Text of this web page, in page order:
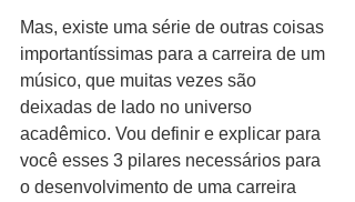
Mas, existe uma série de outras coisas
importantíssimas para a carreira de um
músico, que muitas vezes são
deixadas de lado no universo
acadêmico. Vou definir e explicar para
você esses 3 pilares necessários para
o desenvolvimento de uma carreira